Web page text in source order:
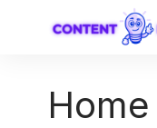
Home